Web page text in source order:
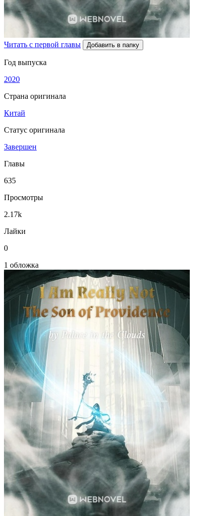
Читать с первой главы Добавить в папку
Год выпуска
2020
Страна оригинала
Китай
Статус оригинала
Завершен
Главы
635
Просмотры
2.17k
Лайки
0
1 обложка